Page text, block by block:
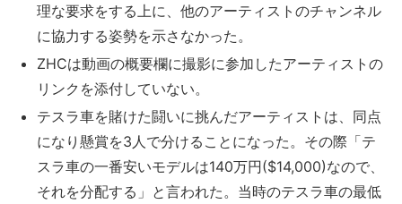
理な要求をする上に、他のアーティストのチャンネル
に協力する姿勢を示さなかった。
ZHCは動画の概要欄に撮影に参加したアーティストの
リンクを添付していない。
テスラ車を賭けた闘いに挑んだアーティストは、同点
になり懸賞を3人で分けることになった。その際「テ
スラ車の一番安いモデルは140万円($14,000)なので、
それを分配する」と言われた。当時のテスラ車の最低